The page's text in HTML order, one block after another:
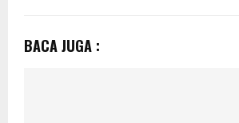
BACA JUGA :